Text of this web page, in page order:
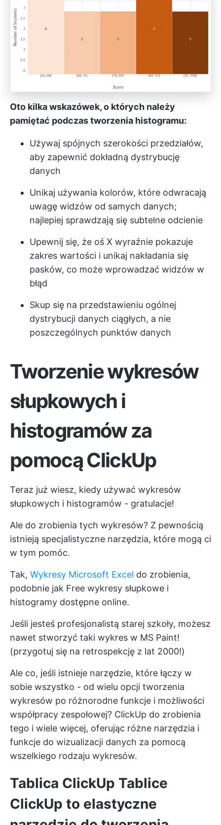
Oto kilka wskazówek, o których należy
pamiętać podczas tworzenia histogramu:
Używaj spójnych szerokości przedziałów,
aby zapewnić dokładną dystrybucję
danych
Unikaj używania kolorów, które odwracają
uwagę widzów od samych danych;
najlepiej sprawdzają się subtelne odcienie
Upewnij się, że oś X wyraźnie pokazuje
zakres wartości i unikaj nakładania się
pasków, co może wprowadzać widzów w
błąd
Skup się na przedstawieniu ogólnej
dystrybucji danych ciągłych, a nie
poszczególnych punktów danych
Tworzenie wykresów
słupkowych i
histogramów za
pomocą ClickUp
Teraz już wiesz, kiedy używać wykresów
słupkowych i histogramów - gratulacje!
Ale do zrobienia tych wykresów? Z pewnością
istnieją specjalistyczne narzędzia, które mogą ci
w tym pomóc.
Tak, Wykresy Microsoft Excel do zrobienia,
podobnie jak Free wykresy słupkowe i
histogramy dostępne online.
Jeśli jesteś profesjonalistą starej szkoły, możesz
nawet stworzyć taki wykres w MS Paint!
(przygotuj się na retrospekcję z lat 2000!)
Ale co, jeśli istnieje narzędzie, które łączy w
sobie wszystko - od wielu opcji tworzenia
wykresów po różnorodne funkcje i możliwości
współpracy zespołowej? ClickUp do zrobienia
tego i wiele więcej, oferując różne narzędzia i
funkcje do wizualizacji danych za pomocą
wszelkiego rodzaju wykresów.
Tablica ClickUp Tablice
ClickUp to elastyczne